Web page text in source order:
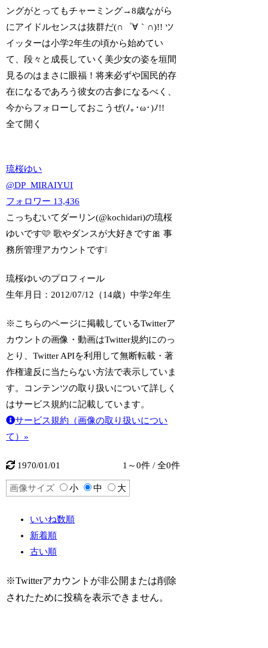
ングがとってもチャーミング→8歳ながら
にアイドルセンスは抜群だ(∩゜∀｀∩)!! ツ
イッターは小学2年生の頃から始めてい
て、段々と成長していく美少女の姿を垣間
見るのはまさに眼福！将来必ずや国民的存
在になるであろう彼女の古参になるべく、
今からフォローしておこうぜ(ﾉ｡･ω･)ﾉ!!
全て開く
琉桜ゆい
@DP_MIRAIYUI
フォロワー 13,436
こっちむいてダーリン(@kochidari)の琉桜
ゆいです🩷️ 歌やダンスが大好きです🎀 事
務所管理アカウントです❕
琉桜ゆいのプロフィール
生年月日：2012/07/12（14歳）中学2年生
※こちらのページに掲載しているTwitterア
カウントの画像・動画はTwitter規約にのっ
とり、Twitter APIを利用して無断転載・著
作権違反に当たらない方法で表示していま
す。コンテンツの取り扱いについて詳しく
はサービス規約に記載しています。
サービス規約（画像の取り扱いについ
て）»
1970/01/01 1～0件 / 全0件
画像サイズ 小 中 大
いいね数順
新着順
古い順
※Twitterアカウントが非公開または削除
されたために投稿を表示できません。